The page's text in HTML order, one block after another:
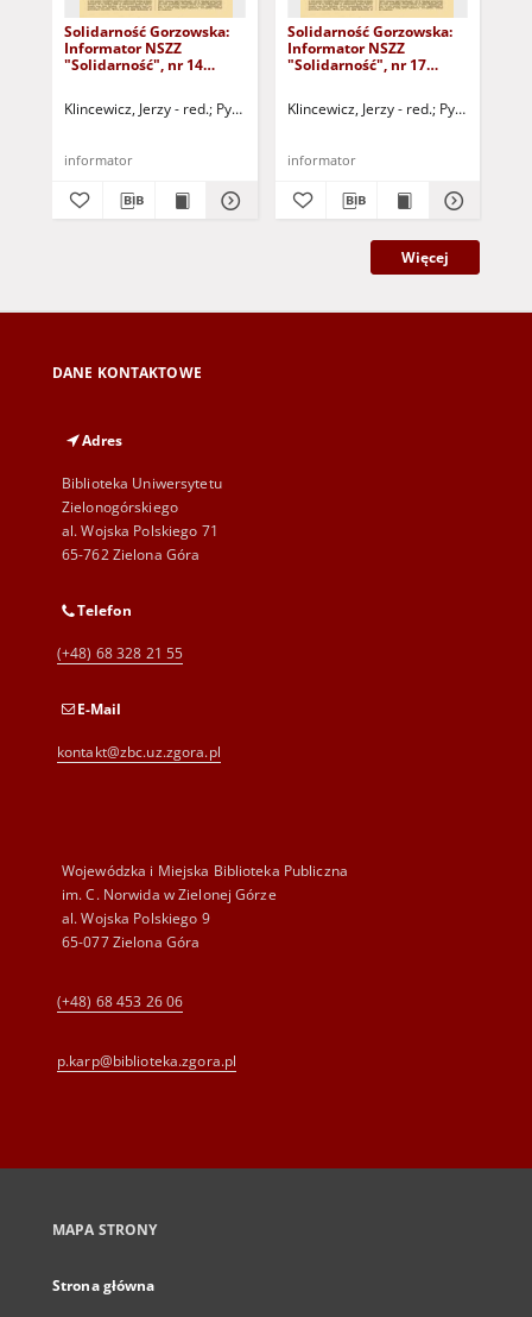
Solidarność Gorzowska:
Informator NSZZ
"Solidarność", nr 14
Klincewicz, Jerzy - red. Pytlak, Grażyna - red. Dobryniewski, Bernard -
informator
Solidarność Gorzowska:
Informator NSZZ
"Solidarność", nr 17
Klincewicz, Jerzy - red. Pytlak,
informator
Więcej
DANE KONTAKTOWE
Adres
Biblioteka Uniwersytetu
Zielonogórskiego
al. Wojska Polskiego 71
65-762 Zielona Góra
Telefon
(+48) 68 328 21 55
E-Mail
kontakt@zbc.uz.zgora.pl
Wojewódzka i Miejska Biblioteka Publiczna
im. C. Norwida w Zielonej Górze
al. Wojska Polskiego 9
65-077 Zielona Góra
(+48) 68 453 26 06
p.karp@biblioteka.zgora.pl
MAPA STRONY
Strona główna